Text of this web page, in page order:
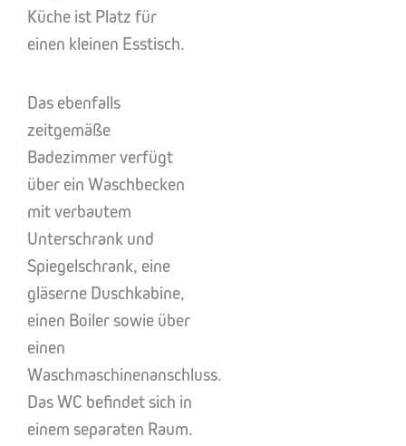
Küche ist Platz für
einen kleinen Esstisch.
Das ebenfalls
zeitgemäße
Badezimmer verfügt
über ein Waschbecken
mit verbautem
Unterschrank und
Spiegelschrank, eine
gläserne Duschkabine,
einen Boiler sowie über
einen
Waschmaschinenanschluss.
Das WC befindet sich in
einem separaten Raum.